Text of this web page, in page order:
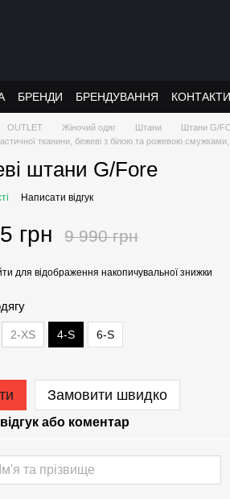
БРЕНДИ БРЕНДУВАННЯ КОНТАКТИ
OUTLET Жіночий одяг Штани
Штани G/
тканини, бежеві з білою та рожевою
штани G/Fore
Написати відгук
грн 9 990 грн
для відображення накопичувальної знижки
2-XS 4-S 6-S
Замовити швидко
або коментар